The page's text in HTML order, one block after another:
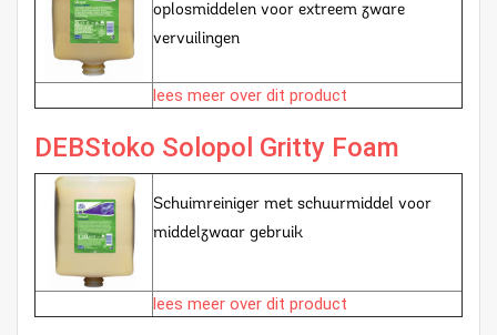
oplosmiddelen voor extreem zware
vervuilingen
lees meer over dit product
DEBStoko Solopol Gritty Foam
Schuimreiniger met schuurmiddel voor
middelzwaar gebruik
lees meer over dit product